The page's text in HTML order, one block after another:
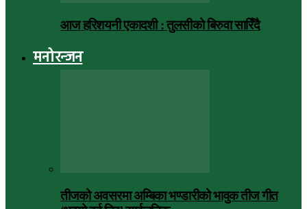
आज हरिशयनी एकादशी : तुलसीको बिरुवा सारिँदै
मनोरन्जन
तीजको अवसरमा अम्बिका भण्डारीको भावुक तीज गीत